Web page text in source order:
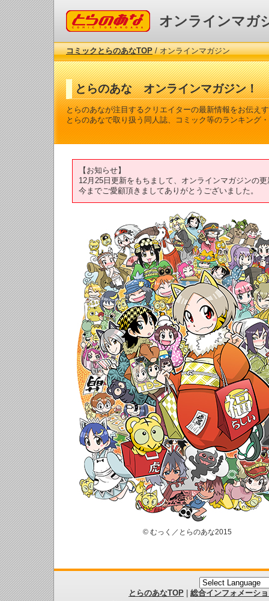
コミックとらのあな オンラインマガ
コミックとらのあなTOP/ オンラインマガジン
とらのあな オンラインマガジン！
とらのあなが注目するクリエイターの最新情報をお伝え
とらのあなで取り扱う同人誌、コミック等のランキング
【お知らせ】
12月25日更新をもちまして、オンラインマガジンの
今までご愛顧頂きましてありがとうございました。
© むっく／とらのあな2015
とらのあなTOP
総合インフォメーシ